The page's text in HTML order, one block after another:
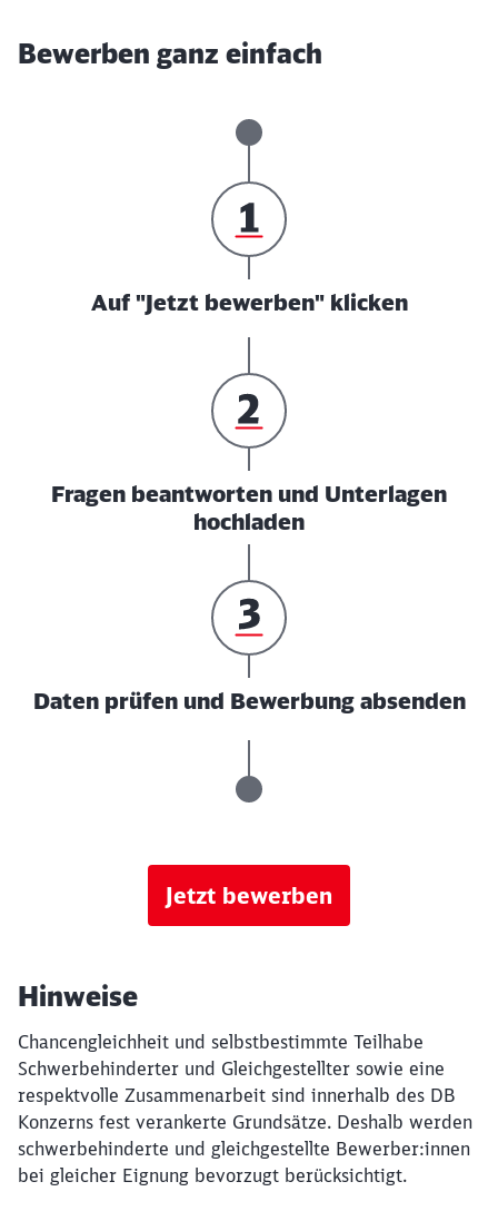
Bewerben ganz einfach
Auf "Jetzt bewerben" klicken
Fragen beantworten und Unterlagen
hochladen
Daten prüfen und Bewerbung absenden
Jetzt bewerben
Hinweise
Chancengleichheit und selbstbestimmte Teilhabe
Schwerbehinderter und Gleichgestellter sowie eine
respektvolle Zusammenarbeit sind innerhalb des DB
Konzerns fest verankerte Grundsätze. Deshalb werden
schwerbehinderte und gleichgestellte Bewerber:innen
bei gleicher Eignung bevorzugt berücksichtigt.